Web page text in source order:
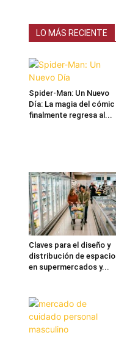
LO MÁS RECIENTE
Spider-Man: Un Nuevo
Día: La magia del cómic
finalmente regresa al...
Claves para el diseño y
distribución de espacio
en supermercados y...